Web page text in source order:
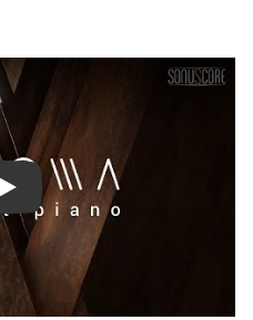
Play